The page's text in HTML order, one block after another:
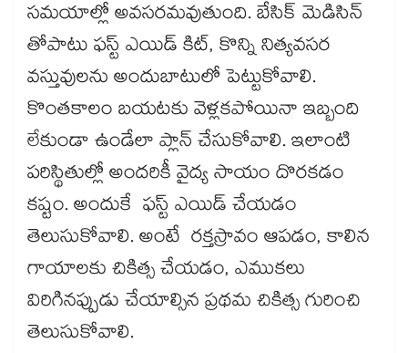
సమయాల్లో అవసరమవుతుంది. బేసిక్​ మెడిసిన్​
తోపాటు ఫస్ట్‌ ఎయిడ్​ కిట్, కొన్ని నిత్యవసర
వస్తువులను అందుబాటులో పెట్టుకోవాలి.
కొంతకాలం బయటకు వెళ్లకపోయినా ఇబ్బంది
లేకుండా ఉండేలా ప్లాన్​ చేసుకోవాలి. ఇలాంటి
పరిస్థితుల్లో అందరికీ వైద్య సాయం దొరకడం
కష్టం. అందుకే ​ ఫస్ట్‌ ఎయిడ్​ చేయడం
తెలుసుకోవాలి. అంటే రక్తస్రావం ఆపడం, కాలిన
గాయాలకు చికిత్స చేయడం, ఎముకలు
విరిగినప్పుడు చేయాల్సిన ప్రథమ చికిత్స గురించి
తెలుసుకోవాలి.